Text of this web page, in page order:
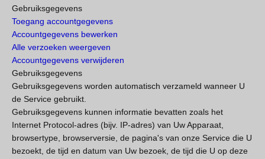
Gebruiksgegevens
Toegang accountgegevens
Accountgegevens bewerken
Alle verzoeken weergeven
Accountgegevens verwijderen
Gebruiksgegevens
Gebruiksgegevens worden automatisch verzameld wanneer U
de Service gebruikt.
Gebruiksgegevens kunnen informatie bevatten zoals het
Internet Protocol-adres (bijv. IP-adres) van Uw Apparaat,
browsertype, browserversie, de pagina's van onze Service die U
bezoekt, de tijd en datum van Uw bezoek, de tijd die U op deze